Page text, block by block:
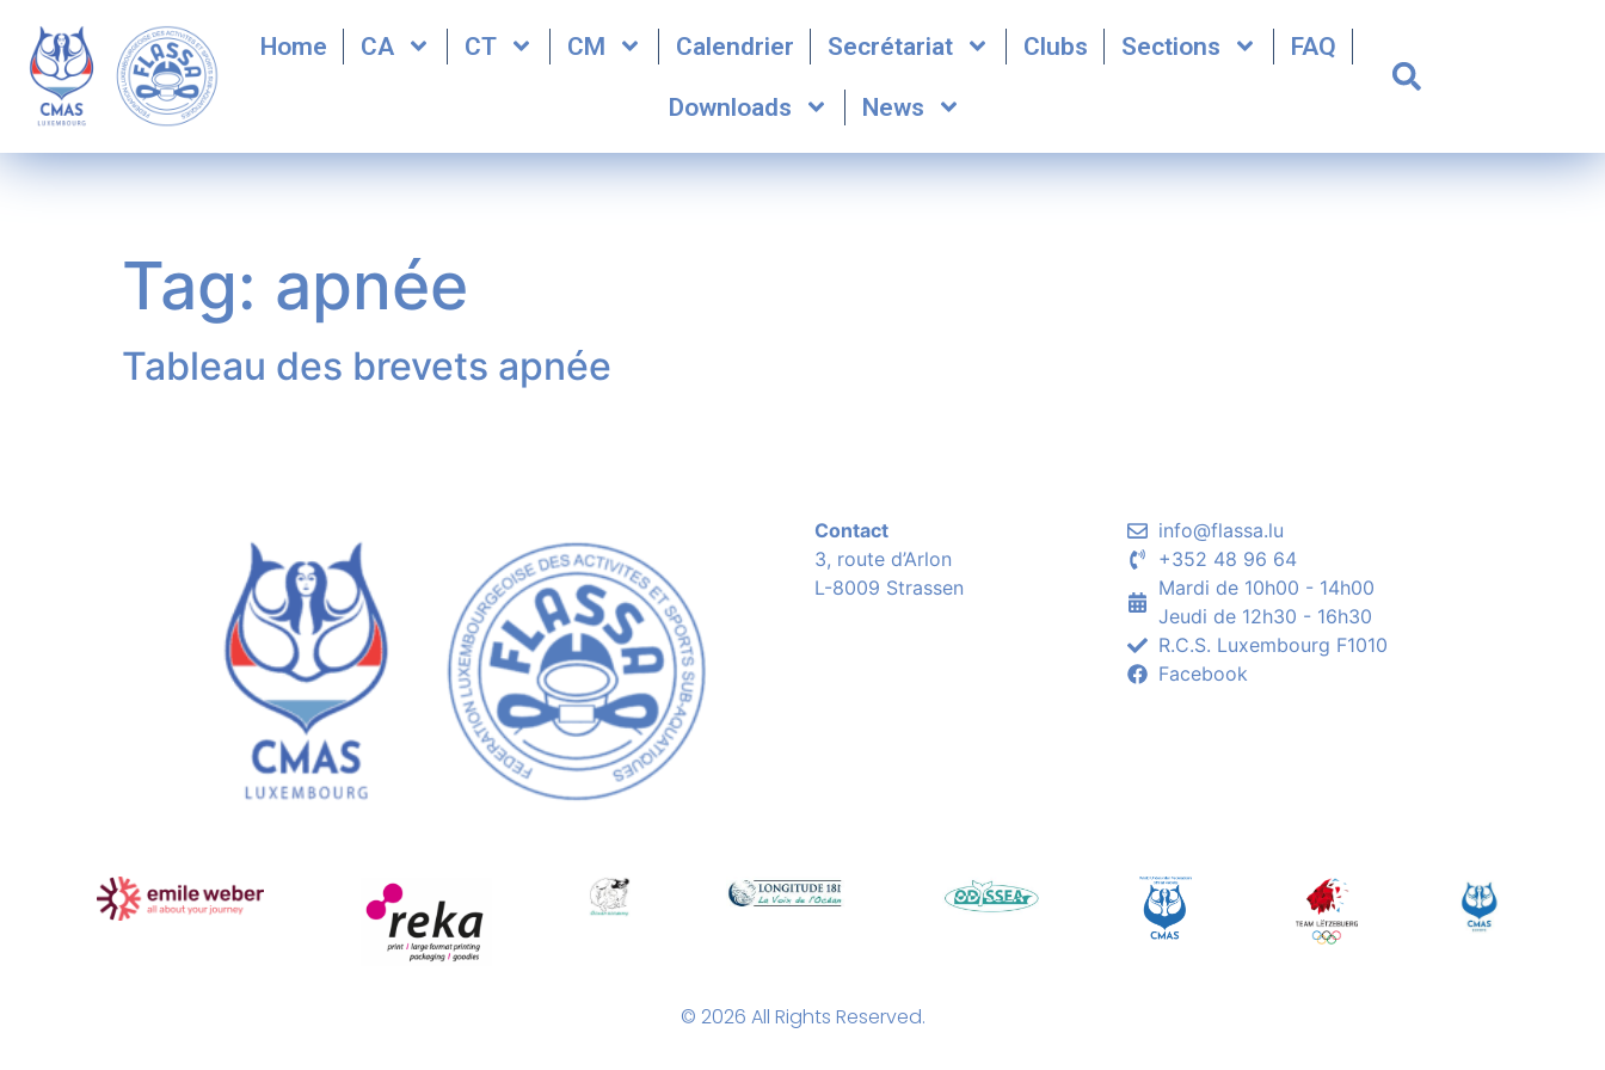
Home CA CT CM Calendrier Secrétariat Clubs Sections FAQ
Downloads News
Tag: apnée
Tableau des brevets apnée
Contact
3, route d’Arlon
L-8009 Strassen
info@flassa.lu
+352 48 96 64
Mardi de 10h00 - 14h00
Jeudi de 12h30 - 16h30
R.C.S. Luxembourg F1010
Facebook
© 2026 All Rights Reserved.